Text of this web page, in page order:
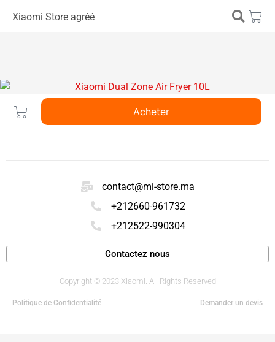
Xiaomi Store agréé
Acheter
contact@mi-store.ma
+212660-961732
+212522-990304
Contactez nous
Copyright © 2023 Xiaomi. All Rights Reserved
Politique de Confidentialité Demander un devis